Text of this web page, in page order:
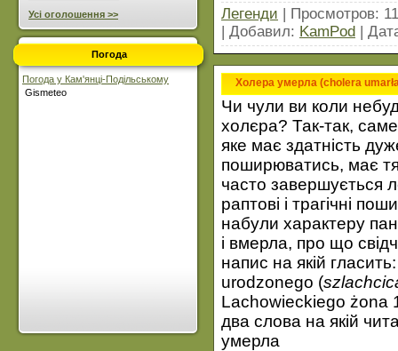
Усі оголошення >>
Погода
Погода у Кам'янці-Подільському
Gismeteo
Легенди | Просмотров:
| Добавил: KamPod |
Холера умерла (cholera
Чи чули ви коли
холєра? Так-так,
яке має здатність
поширюватись, має
часто завершується
раптові і трагічні
набули характеру
і вмерла, про що
напис на якій
urodzonego (
Lachowieckiego żona
два слова на якій
умерла